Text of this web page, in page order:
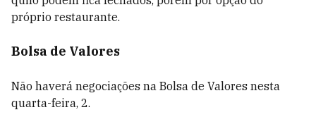
próprio restaurante.
Bolsa de Valores
Não haverá negociações na Bolsa de Valores nesta
quarta-feira, 2.